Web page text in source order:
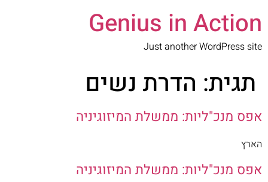
Genius in Action
Just another WordPress site
תגית: הדרת נשים
אפס מנכ"ליות: ממשלת המיזוגיניה
הארץ
אפס מנכ"ליות: ממשלת המיזוגיניה